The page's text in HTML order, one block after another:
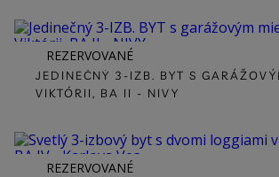
JEDINEČNÝ 3-IZB. BYT S
VIKTÓRII, BA II - NIVY
REZERVOVANÉ
REZERVOVANÉ